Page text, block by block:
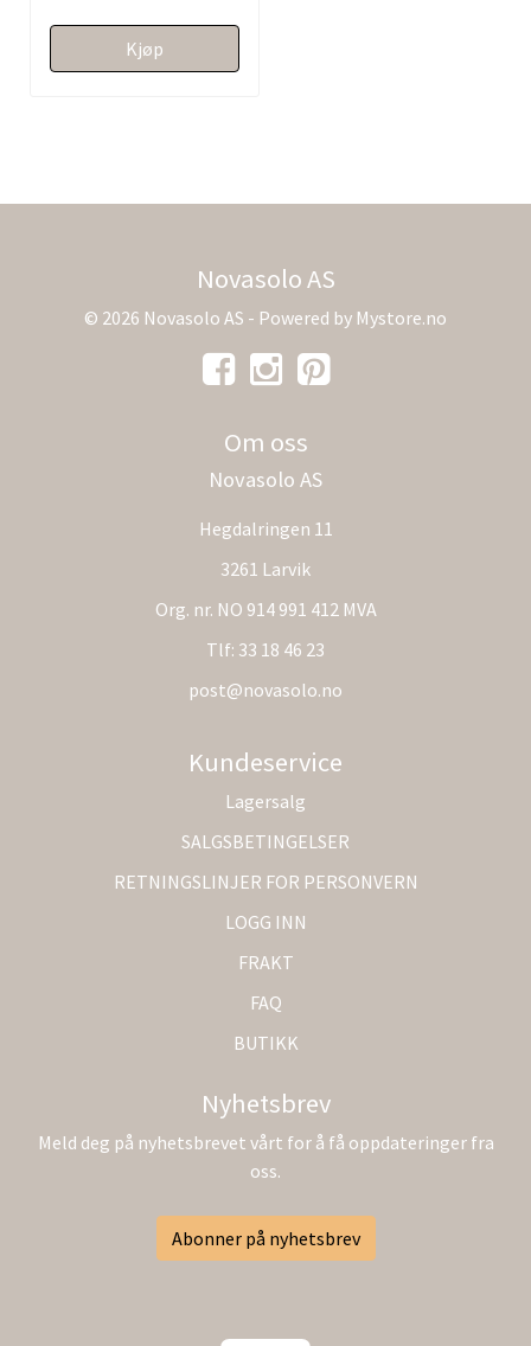
Kjøp
Novasolo AS
© 2026 Novasolo AS - Powered by Mystore.no
Om oss
Novasolo AS
Hegdalringen 11
3261 Larvik
Org. nr. NO 914 991 412 MVA
Tlf: 33 18 46 23
post@novasolo.no
Kundeservice
Lagersalg
SALGSBETINGELSER
RETNINGSLINJER FOR PERSONVERN
LOGG INN
FRAKT
FAQ
BUTIKK
Nyhetsbrev
Meld deg på nyhetsbrevet vårt for å få oppdateringer fra
oss.
Abonner på nyhetsbrev